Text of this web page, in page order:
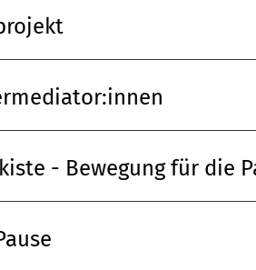
- Bewegung für die